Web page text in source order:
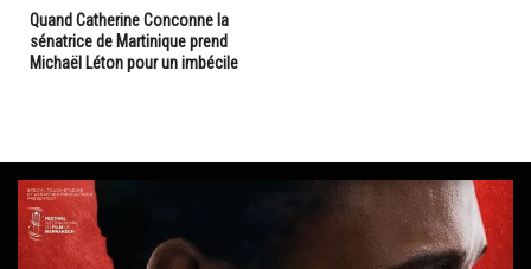
Quand Catherine Conconne la
sénatrice de Martinique prend
Michaël Léton pour un imbécile